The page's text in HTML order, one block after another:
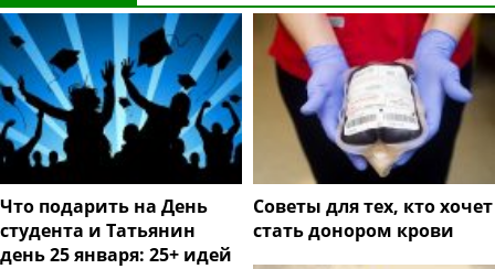
Что подарить на День
студента и Татьянин
день 25 января: 25+ идей
Советы для тех, кто хочет
стать донором крови